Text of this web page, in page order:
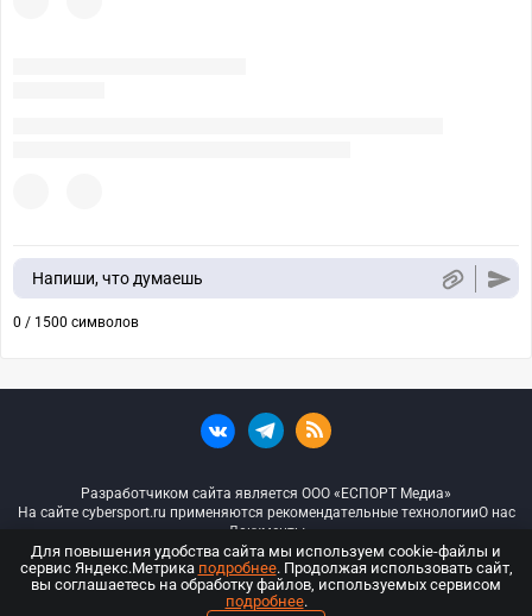
Напиши, что думаешь
0 / 1500 символов
Разработчиком сайта является ООО «ЕСПОРТ Медиа»
На сайте cybersport.ru применяются рекомендательные технологииО нас
Документы
© ООО «Киберспорт.ру» — Все права защищены
Для повышения удобства сайта мы используем cookie-файлы и
сервис Яндекс.Метрика подробнее. Продолжая использовать сайт,
вы соглашаетесь на обработку файлов, используемых сервисом
подробнее.